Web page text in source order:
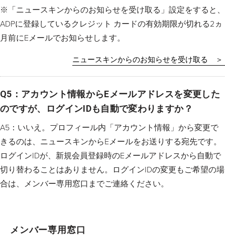
※「ニュースキンからのお知らせを受け取る」設定をすると、
ADPに登録しているクレジット カードの有効期限が切れる2ヵ
月前にEメールでお知らせします。
ニュースキンからのお知らせを受け取る ＞
Q5：アカウント情報からEメールアドレスを変更した
のですが、ログインIDも自動で変わりますか？
A5：いいえ。プロフィール内「アカウント情報」から変更で
きるのは、ニュースキンからEメールをお送りする宛先です。
ログインIDが、新規会員登録時のEメールアドレスから自動で
切り替わることはありません。ログインIDの変更もご希望の場
合は、メンバー専用窓口までご連絡ください。
メンバー専用窓口